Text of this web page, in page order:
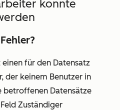
konnte
für den Datensatz
der keinem Benutzer in
betroffenen Datensätze
Zuständiger